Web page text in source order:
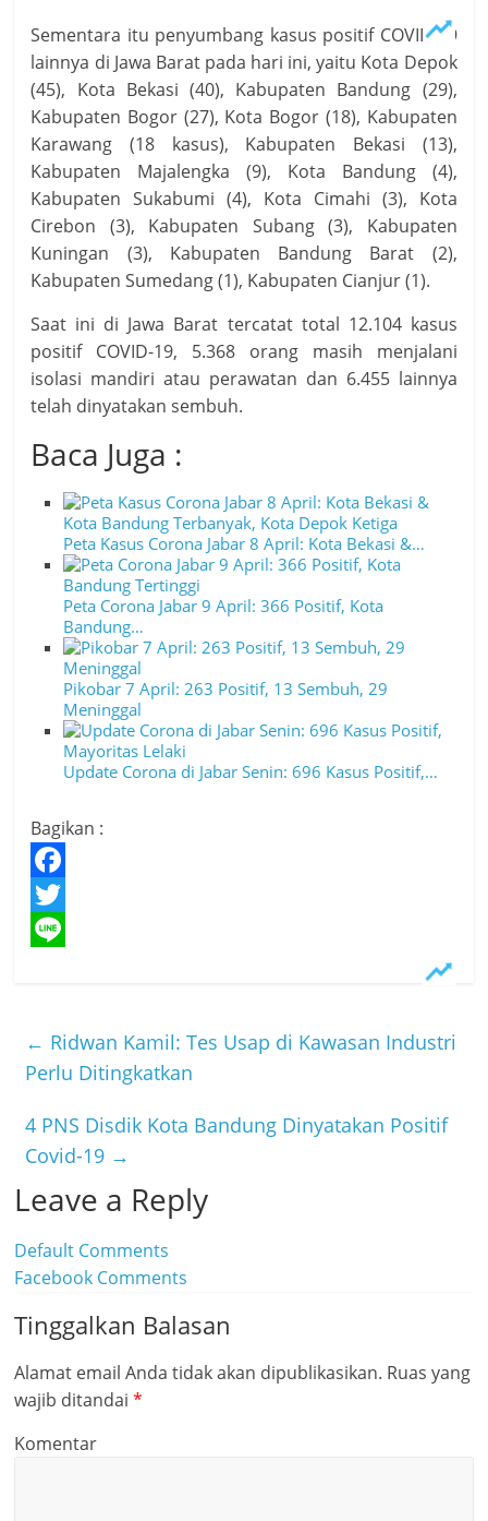
Sementara itu penyumbang kasus positif COVID-19
lainnya di Jawa Barat pada hari ini, yaitu Kota Depok
(45), Kota Bekasi (40), Kabupaten Bandung (29),
Kabupaten Bogor (27), Kota Bogor (18), Kabupaten
Karawang (18 kasus), Kabupaten Bekasi (13),
Kabupaten Majalengka (9), Kota Bandung (4),
Kabupaten Sukabumi (4), Kota Cimahi (3), Kota
Cirebon (3), Kabupaten Subang (3), Kabupaten
Kuningan (3), Kabupaten Bandung Barat (2),
Kabupaten Sumedang (1), Kabupaten Cianjur (1).
Saat ini di Jawa Barat tercatat total 12.104 kasus
positif COVID-19, 5.368 orang masih menjalani
isolasi mandiri atau perawatan dan 6.455 lainnya
telah dinyatakan sembuh.
Baca Juga :
Peta Kasus Corona Jabar 8 April: Kota Bekasi &…
Peta Corona Jabar 9 April: 366 Positif, Kota
Bandung…
Pikobar 7 April: 263 Positif, 13 Sembuh, 29
Meninggal
Update Corona di Jabar Senin: 696 Kasus Positif,…
Bagikan :
F
a
o
k
T
t
r
e
← Ridwan Kamil: Tes Usap di Kawasan Industri
Perlu Ditingkatkan
4 PNS Disdik Kota Bandung Dinyatakan Positif
Covid-19 →
Leave a Reply
Default Comments
Facebook Comments
Tinggalkan Balasan
Alamat email Anda tidak akan dipublikasikan. Ruas yang
wajib ditandai*
Komentar